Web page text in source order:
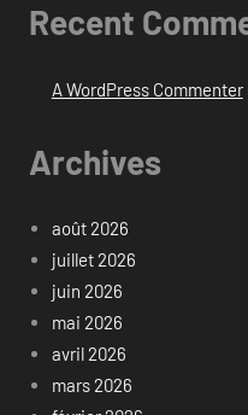
Recent
A WordPress Commenter
Archives
août 2026
juillet 2026
juin 2026
mai 2026
avril 2026
mars 2026